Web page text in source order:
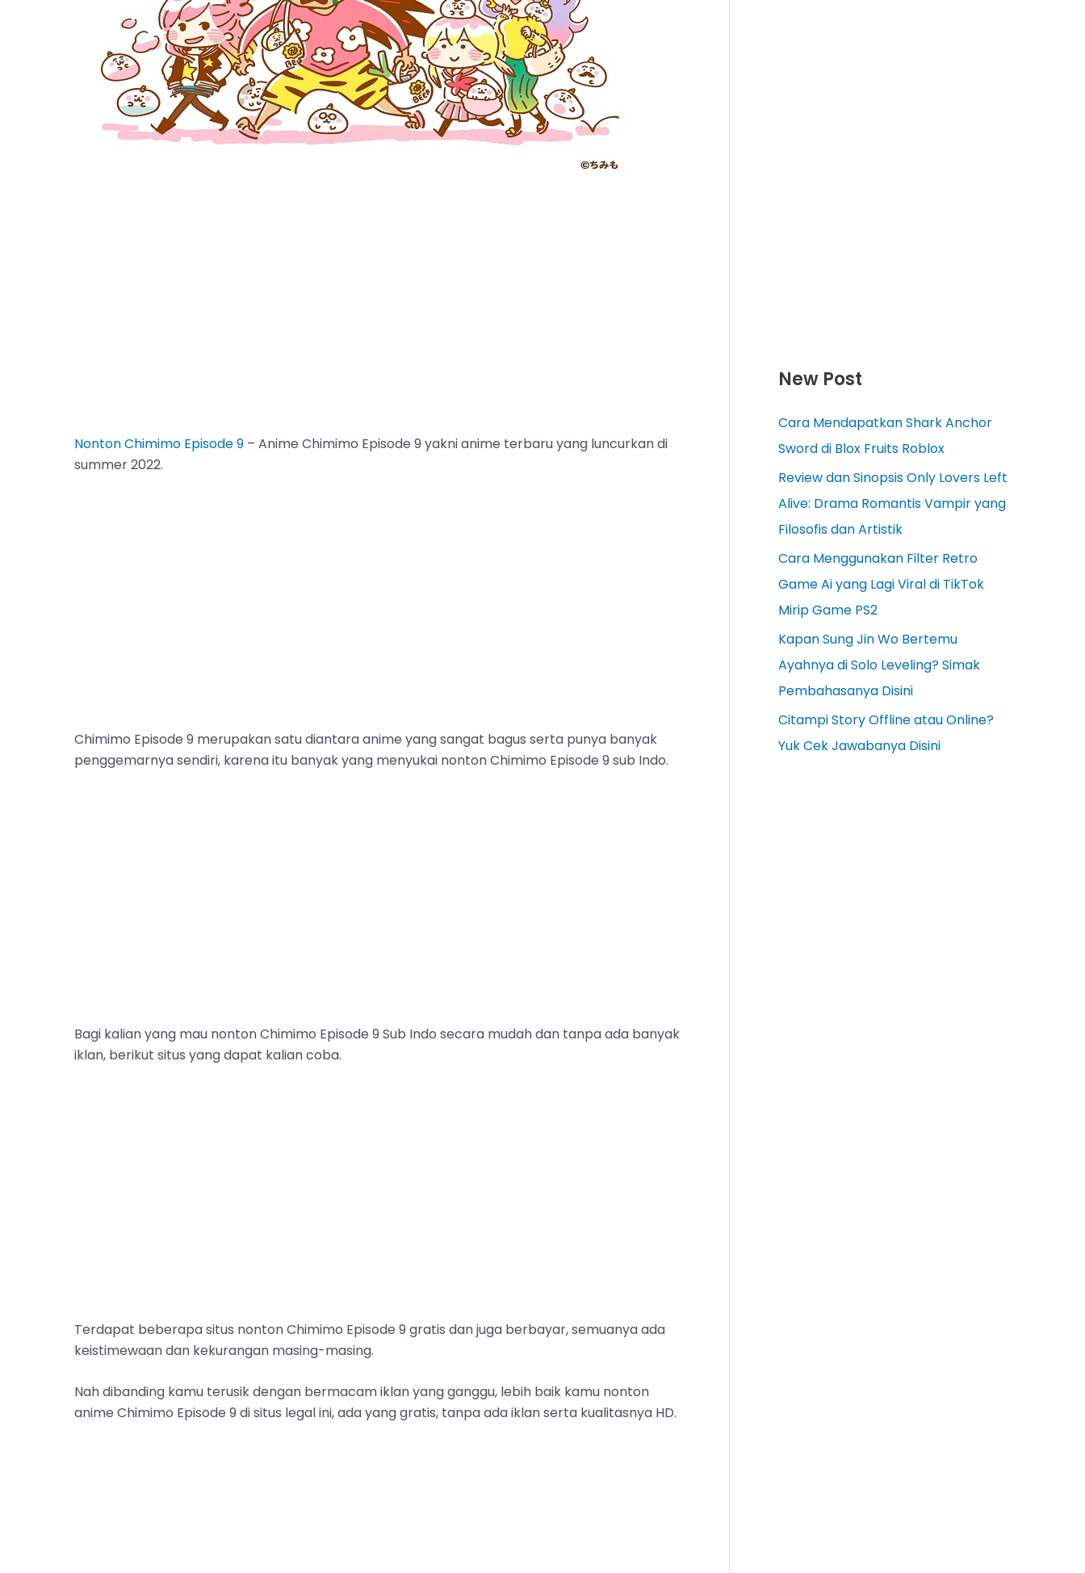
Nonton Chimimo Episode 9 – Anime Chimimo Episode 9 yakni anime terbaru yang luncurkan di
summer 2022.
Chimimo Episode 9 merupakan satu diantara anime yang sangat bagus serta punya banyak
penggemarnya sendiri, karena itu banyak yang menyukai nonton Chimimo Episode 9 sub Indo.
Bagi kalian yang mau nonton Chimimo Episode 9 Sub Indo secara mudah dan tanpa ada banyak
iklan, berikut situs yang dapat kalian coba.
Terdapat beberapa situs nonton Chimimo Episode 9 gratis dan juga berbayar, semuanya ada
keistimewaan dan kekurangan masing-masing.
Nah dibanding kamu terusik dengan bermacam iklan yang ganggu, lebih baik kamu nonton
anime Chimimo Episode 9 di situs legal ini, ada yang gratis, tanpa ada iklan serta kualitasnya HD.
New Post
Cara Mendapatkan Shark Anchor
Sword di Blox Fruits Roblox
Review dan Sinopsis Only Lovers Left
Alive: Drama Romantis Vampir yang
Filosofis dan Artistik
Cara Menggunakan Filter Retro
Game Ai yang Lagi Viral di TikTok
Mirip Game PS2
Kapan Sung Jin Wo Bertemu
Ayahnya di Solo Leveling? Simak
Pembahasanya Disini
Citampi Story Offline atau Online?
Yuk Cek Jawabanya Disini